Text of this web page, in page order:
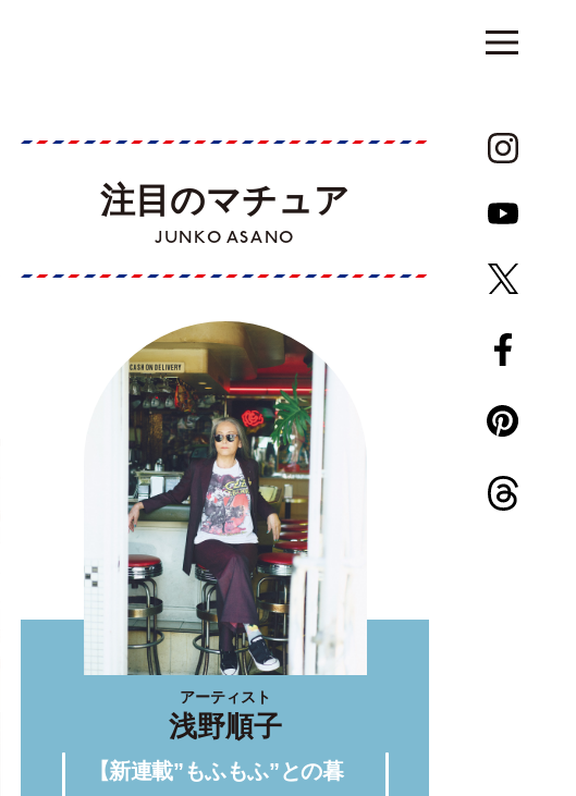
注目のマチュア
JUNKO ASANO
アーティスト
浅野順子
【新連載”もふもふ”との暮